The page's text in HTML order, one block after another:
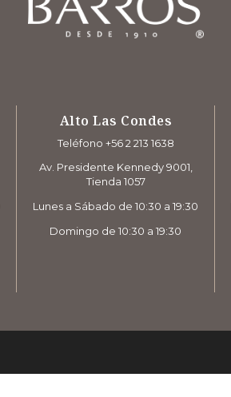
Alto Las Condes
Teléfono +56 2 213 1638
Av. Presidente Kennedy 9001,
Tienda 1057
Lunes a Sábado de 10:30 a 19:30
Domingo de 10:30 a 19:30